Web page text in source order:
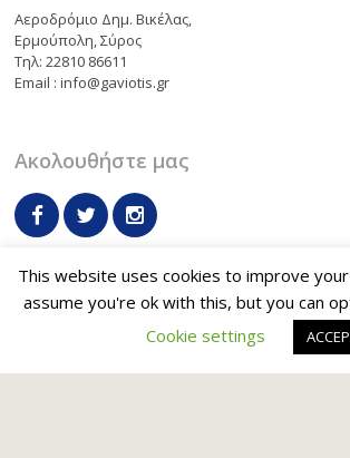
Αεροδρόμιο Δημ. Βικέλας,
Ερμούπολη, Σύρος
Τηλ: 22810 86611
Email : info@gaviotis.gr
Ακολουθήστε μας
© 2015-2022. Με την επιφύλαξη παντός
Όροι και Προϋποθέσεις
This website uses cookies to improve
assume you're ok with this, but you can
Cookie settings